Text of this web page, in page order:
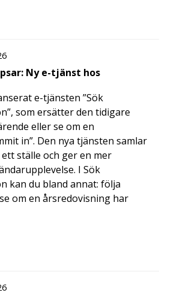
Ny e-tjänst hos
e-tjänsten ”Sök
som ersätter den tidigare
eller se om en
in”. Den nya tjänsten samlar
ställe och ger en mer
I Sök
kan du bland annat: följa
om en årsredovisning har